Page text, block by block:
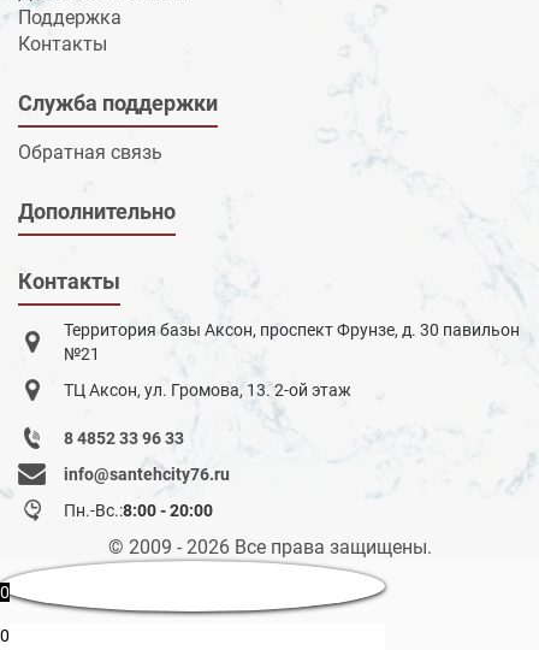
Поддержка
Контакты
Служба поддержки
Обратная связь
Дополнительно
Контакты
Территория базы Аксон, проспект Фрунзе, д. 30 павильон
№21
ТЦ Аксон, ул. Громова, 13. 2-ой этаж
8 4852 33 96 33
info@santehcity76.ru
Пн.-Вс.:8:00 - 20:00
© 2009 - 2026 Все права защищены.
0
0